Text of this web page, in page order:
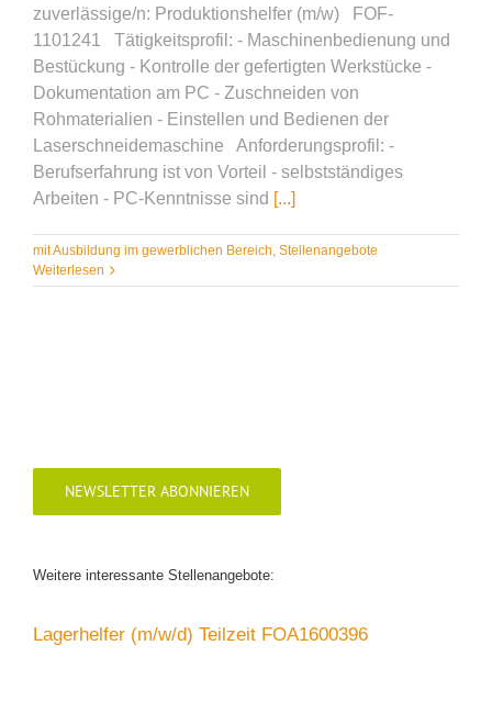
zuverlässige/n: Produktionshelfer (m/w) FOF-
1101241 Tätigkeitsprofil: - Maschinenbedienung und
Bestückung - Kontrolle der gefertigten Werkstücke -
Dokumentation am PC - Zuschneiden von
Rohmaterialien - Einstellen und Bedienen der
Laserschneidemaschine Anforderungsprofil: -
Berufserfahrung ist von Vorteil - selbstständiges
Arbeiten - PC-Kenntnisse sind [...]
mit Ausbildung im gewerblichen Bereich, Stellenangebote
Weiterlesen
NEWSLETTER ABONNIEREN
Weitere interessante Stellenangebote:
Lagerhelfer (m/w/d) Teilzeit FOA1600396